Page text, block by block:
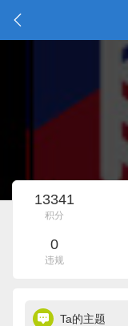
13341
积分
0
违规
Ta的主题